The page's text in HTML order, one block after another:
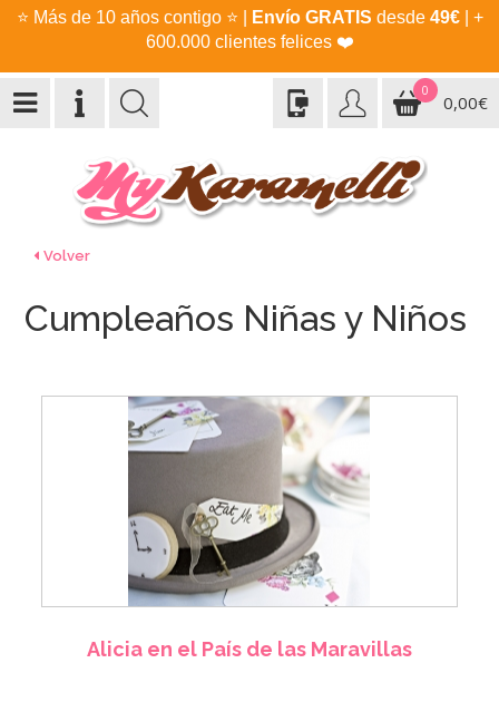
⭐ Más de 10 años contigo ⭐ Envío GRATIS desde 49€| +
600.000 clientes felices ❤️
0
0,00€
Volver
Cumpleaños Niñas y Niños
Alicia en el País de las Maravillas